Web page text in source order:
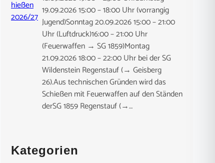
19.09.2026 15:00 – 18:00 Uhr (vorrangig
Jugend)Sonntag 20.09.2026 15:00 – 21:00
Uhr (Luftdruck)16:00 – 21:00 Uhr
(Feuerwaffen → SG 1859)Montag
21.09.2026 18:00 – 22:00 Uhr bei der SG
Wildenstein Regenstauf (→ Geisberg
26).Aus technischen Gründen wird das
Schießen mit Feuerwaffen auf den Ständen
derSG 1859 Regenstauf (→…
Kategorien